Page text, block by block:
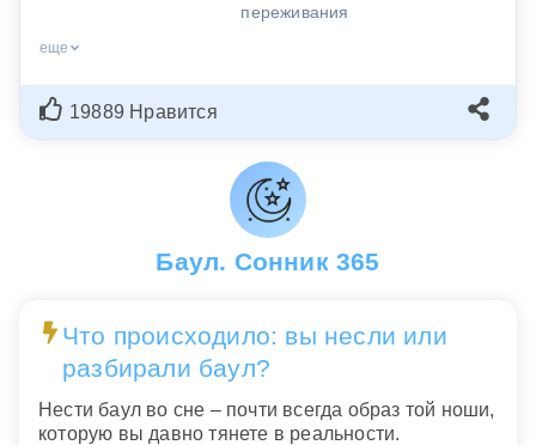
переживания
еще
19889 Нравится
Баул. Сонник 365
Что происходило: вы несли или
разбирали баул?
Нести баул во сне – почти всегда образ той ноши,
которую вы давно тянете в реальности.